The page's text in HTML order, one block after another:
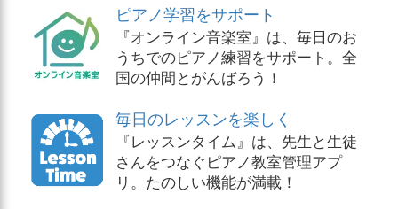
ピアノ学習をサポート
『オンライン音楽室』は、毎日のお
うちでのピアノ練習をサポート。全
国の仲間とがんばろう！
毎日のレッスンを楽しく
『レッスンタイム』は、先生と生徒
さんをつなぐピアノ教室管理アプ
リ。たのしい機能が満載！